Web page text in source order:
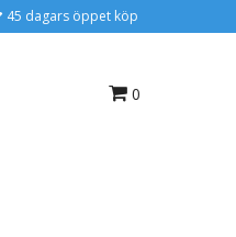
45 dagars öppet köp
0